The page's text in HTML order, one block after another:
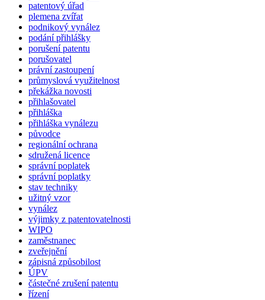
patentový úřad
plemena zvířat
podnikový vynález
podání přihlášky
porušení patentu
porušovatel
právní zastoupení
průmyslová využitelnost
překážka novosti
přihlašovatel
přihláška
přihláška vynálezu
původce
regionální ochrana
sdružená licence
správní poplatek
správní poplatky
stav techniky
užitný vzor
vynález
výjimky z patentovatelnosti
WIPO
zaměstnanec
zveřejnění
zápisná způsobilost
ÚPV
částečné zrušení patentu
řízení